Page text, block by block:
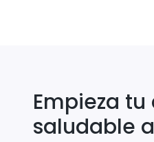
Empieza
saludable